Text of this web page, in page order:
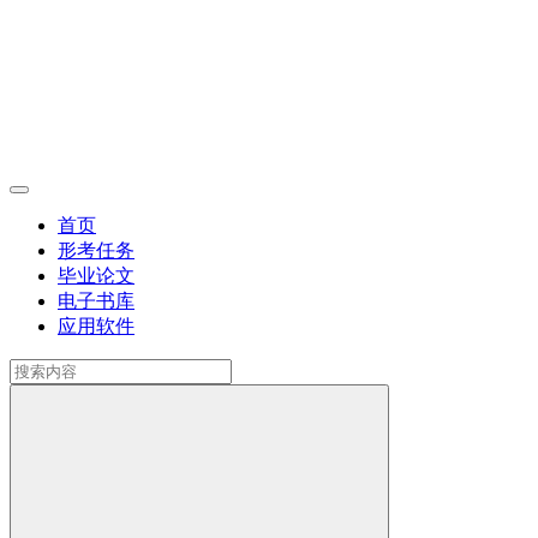
首页
形考任务
毕业论文
电子书库
应用软件